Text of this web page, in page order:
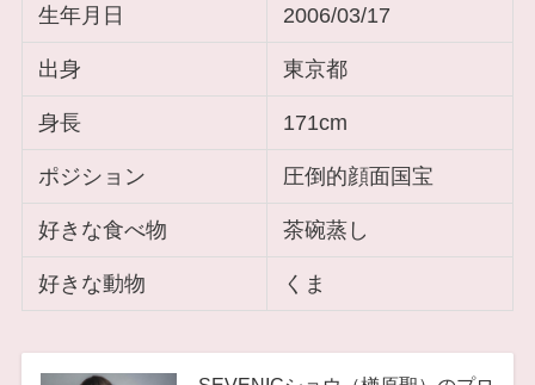
生年月日 2006/03/17
出身 東京都
身長 171cm
ポジション 圧倒的顔面国宝
好きな食べ物 茶碗蒸し
好きな動物 くま